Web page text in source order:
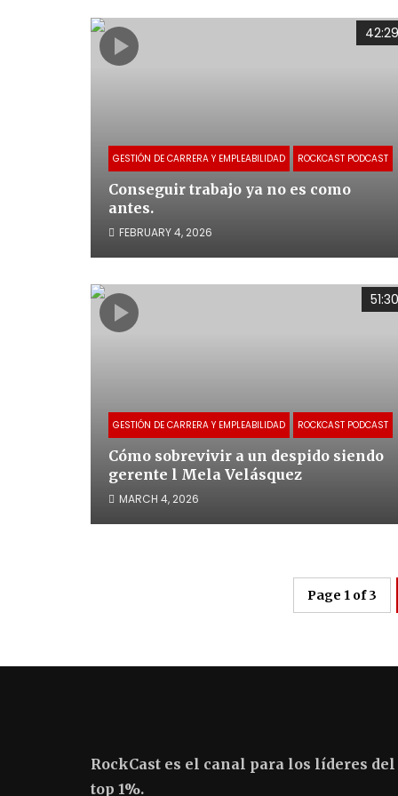
42:29
GESTIÓN DE CARRERA Y EMPLEABILIDAD ROCKCAST PODCAST
Conseguir trabajo ya no es como
antes.
FEBRUARY 4, 2026
51:30
GESTIÓN DE CARRERA Y EMPLEABILIDAD ROCKCAST PODCAST
Cómo sobrevivir a un despido siendo
gerente l Mela Velásquez
MARCH 4, 2026
Page 1 of 3
RockCast es el canal para los líderes del
top 1%.